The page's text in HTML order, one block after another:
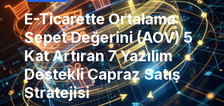
E-Ticarette Ortalama
Sepet Değerini (AOV) 5
Kat Artıran 7 Yazılım
Destekli Çapraz Satış
Stratejisi